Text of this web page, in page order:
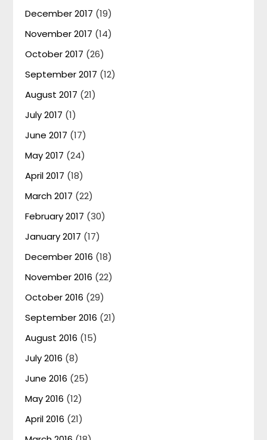
December 2017 (19)
November 2017 (14)
October 2017 (26)
September 2017 (12)
August 2017 (21)
July 2017 (1)
June 2017 (17)
May 2017 (24)
April 2017 (18)
March 2017 (22)
February 2017 (30)
January 2017 (17)
December 2016 (18)
November 2016 (22)
October 2016 (29)
September 2016 (21)
August 2016 (15)
July 2016 (8)
June 2016 (25)
May 2016 (12)
April 2016 (21)